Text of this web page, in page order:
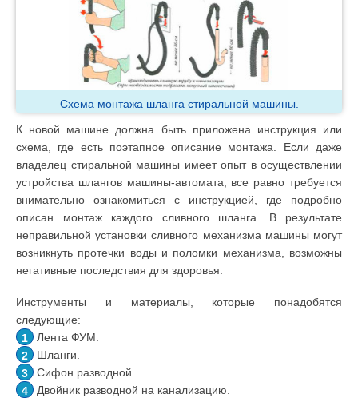
Схема монтажа шланга стиральной машины.
К новой машине должна быть приложена инструкция или
схема, где есть поэтапное описание монтажа. Если даже
владелец стиральной машины имеет опыт в осуществлении
устройства шлангов машины-автомата, все равно требуется
внимательно ознакомиться с инструкцией, где подробно
описан монтаж каждого сливного шланга. В результате
неправильной установки сливного механизма машины могут
возникнуть протечки воды и поломки механизма, возможны
негативные последствия для здоровья.
Инструменты и материалы, которые понадобятся
следующие:
Лента ФУМ.
Шланги.
Сифон разводной.
Двойник разводной на канализацию.